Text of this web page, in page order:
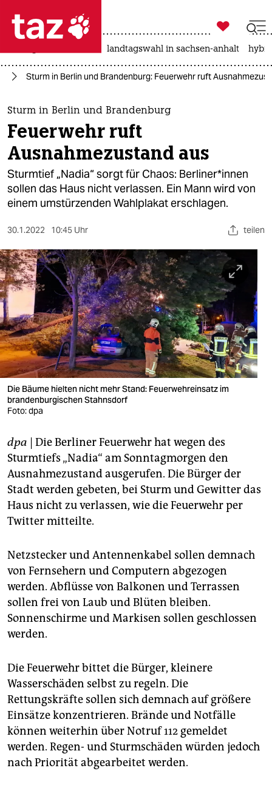
 taz zahl ich
taz zahl ich
themen
politik
öko
gesellschaft
sport
berlin
nord
wahrheit
verlag
verlag
veranstaltungen
fragen & hilfe
unterstützen
abo
genossenschaft

taz zahl ich
landtagswahl in sachsen-anhalt
Sturm in Berlin und Brandenburg: Feuerwehr ruft
Sturm in Berlin und Brandenburg
Feuerwehr ruft
Ausnahmezustand aus
Sturmtief „Nadia“ sorgt für Chaos: Ber­li­ne­r*in­nen
sollen das Haus nicht verlassen. Ein Mann wird von
einem umstürzenden Wahlplakat erschlagen.
30.1.2022 10:45 Uhr teilen
Die Bäume hielten nicht mehr Stand: Feuerwehreinsatz im
brandenburgischen Stahnsdorf
Foto: dpa
dpa | Die Berliner Feuerwehr hat wegen des
Sturmtiefs „Nadia“ am Sonntagmorgen den
Ausnahmezustand ausgerufen. Die Bürger der
Stadt werden gebeten, bei Sturm und Gewitter das
Haus nicht zu verlassen, wie die Feuerwehr per
Twitter mitteilte.
Netzstecker und Antennenkabel sollen demnach
von Fernsehern und Computern abgezogen
werden. Abflüsse von Balkonen und Terrassen
sollen frei von Laub und Blüten bleiben.
Sonnenschirme und Markisen sollen geschlossen
werden.
Die Feuerwehr bittet die Bürger, kleinere
Wasserschäden selbst zu regeln. Die
Rettungskräfte sollen sich demnach auf größere
Einsätze konzentrieren. Brände und Notfälle
können weiterhin über Notruf 112 gemeldet
werden. Regen- und Sturmschäden würden jedoch
nach Priorität abgearbeitet werden.